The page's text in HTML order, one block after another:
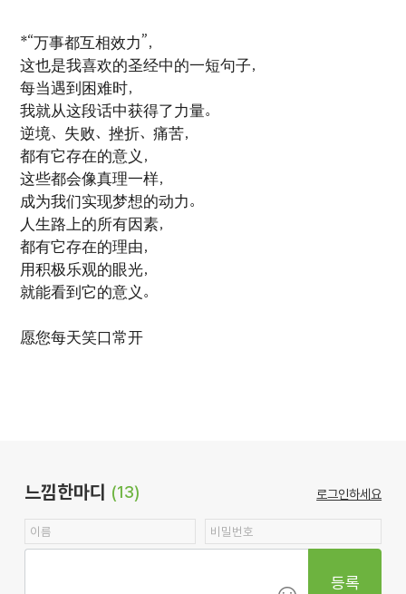
*“万事都互相效力”，
这也是我喜欢的圣经中的一短句子，
每当遇到困难时，
我就从这段话中获得了力量。
逆境、失败、挫折、痛苦，
都有它存在的意义，
这些都会像真理一样，
成为我们实现梦想的动力。
人生路上的所有因素，
都有它存在的理由，
用积极乐观的眼光，
就能看到它的意义。
愿您每天笑口常开
느낌한마디 (13) 로그인하세요
등록